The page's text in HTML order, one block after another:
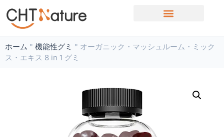
ホーム " 機能性グミ " オーガニック・マッシュルーム・ミック
ス・エキス 8 in 1 グミ